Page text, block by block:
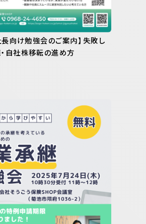
向け勉強会のご案内】失敗し
自社株移転の進め方